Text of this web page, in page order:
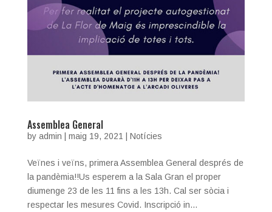
Assemblea General
by admin maig 19, 2021 Notícies
Veïnes i veïns, primera Assemblea General després de
la pandèmia!!Us esperem a la Sala Gran el proper
diumenge 23 de les 11 fins a les 13h. Cal ser sòcia i
respectar les mesures Covid. Inscripció in...